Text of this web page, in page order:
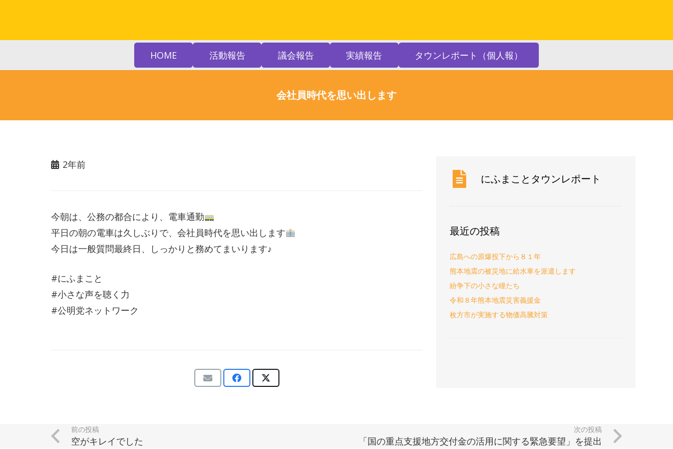
HOME 活動報告 議会報告 実績報告 タウンレポート（個人報）
会社員時代を思い出します
2年前
今朝は、公務の都合により、電車通勤
平日の朝の電車は久しぶりで、会社員時代を思い出します
今日は一般質問最終日、しっかりと務めてまいります♪
#にふまこと
#小さな声を聴く力
#公明党ネットワーク
にふまことタウンレポート
最近の投稿
広島への原爆投下から８１年
熊本地震の被災地に給水車を派遣します
紛争下の小さな瞳たち
令和８年熊本地震災害義援金
枚方市が実施する物価高騰対策
前の投稿
空がキレイでした
次の投稿
「国の重点支援地方交付金の活用に関する緊急要望」を提出